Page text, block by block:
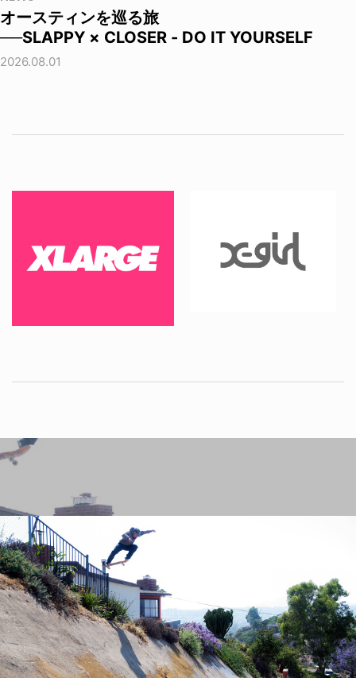
オースティンを巡る旅
──SLAPPY × CLOSER - DO IT YOURSELF
2026.08.01